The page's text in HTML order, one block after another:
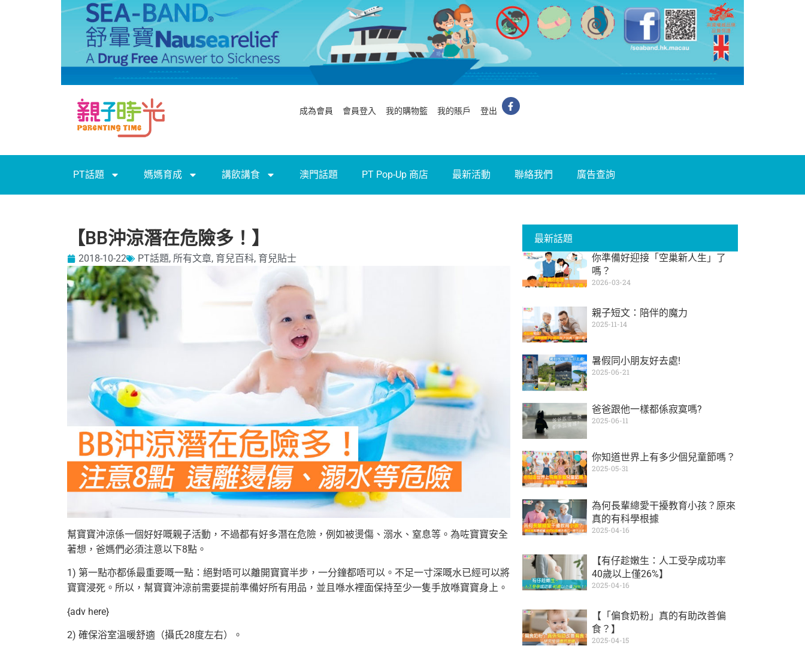
成為會員 會員登入 我的購物籃 我的賬戶 登出
PT話題 媽媽育成 講飲講食 澳門話題 PT Pop-Up 商店 最新活動 聯絡我們 廣告查詢
【BB沖涼潛在危險多！】
2018-10-22 PT話題, 所有文章, 育兒百科, 育兒貼士
幫寶寶沖涼係一個好好嘅親子活動，不過都有好多潛在危險，例如被燙傷、溺水、窒息等。為咗寶寶安全
著想，爸媽們必須注意以下8點。
1) 第一點亦都係最重要嘅一點：絕對唔可以離開寶寶半步，一分鐘都唔可以。不足一寸深嘅水已經可以將
寶寶浸死。所以，幫寶寶沖涼前需要提前準備好所有用品，並且喺水裡面保持至少一隻手放喺寶寶身上。
{adv here}
2) 確保浴室溫暖舒適（攝氏28度左右）。
最新話題
你準備好迎接「空巢新人生」了
嗎？
2026-03-24
親子短文：陪伴的魔力
2025-11-14
暑假同小朋友好去處!
2025-06-21
爸爸跟他一樣都係寂寞嗎?
2025-06-11
你知道世界上有多少個兒童節嗎？
2025-05-31
為何長輩總愛干擾教育小孩？原來
真的有科學根據
2025-04-16
【有仔趁嫩生：人工受孕成功率
40歲以上僅26%】
2025-04-16
【「偏食奶粉」真的有助改善偏
食？】
2025-04-15